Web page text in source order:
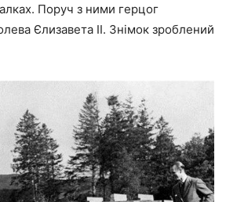
Поруч з ними герцог
Єлизавета II. Знімок зроблений